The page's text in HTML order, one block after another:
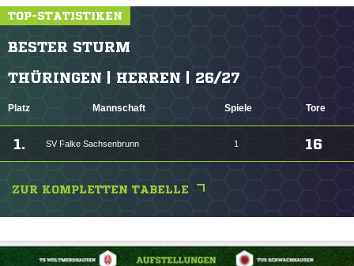
TOP-STATISTIKEN
BESTER STURM
THÜRINGEN | HERREN | 26/27
Platz Mannschaft Spiele Tore
1. SV Falke Sachsenbrunn 1 16
ZUR KOMPLETTEN TABELLE